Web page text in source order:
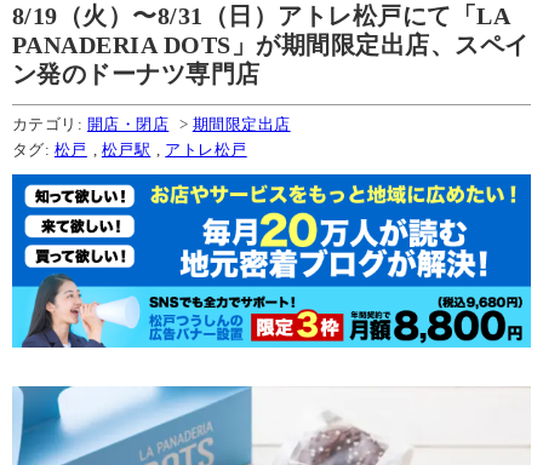
8/19（火）〜8/31（日）アトレ松戸にて「LA
PANADERIA DOTS」が期間限定出店、スペイ
ン発のドーナツ専門店
カテゴリ: 開店・閉店 > 期間限定出店
タグ: 松戸 松戸駅 アトレ松戸